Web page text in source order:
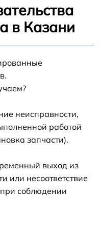
в Казани
неисправности,
работой
запчасти).
выход из
или несоответствие
соблюдении